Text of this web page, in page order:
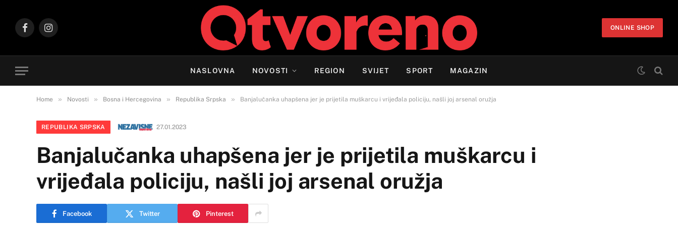
FacebookInstagram
ONLINE SHOP
NASLOVNA NOVOSTI REGION SVIJET SPORT MAGAZIN
Home » Novosti » Bosna i Hercegovina » Republika Srpska » Banjalučanka uhapšena jer je prijetila muškarcu i vrijeđala policiju, našli joj arsenal oružja
REPUBLIKA SRPSKA 27.01.2023
Banjalučanka uhapšena jer je prijetila muškarcu i
vrijeđala policiju, našli joj arsenal oružja
Facebook Twitter Pinterest